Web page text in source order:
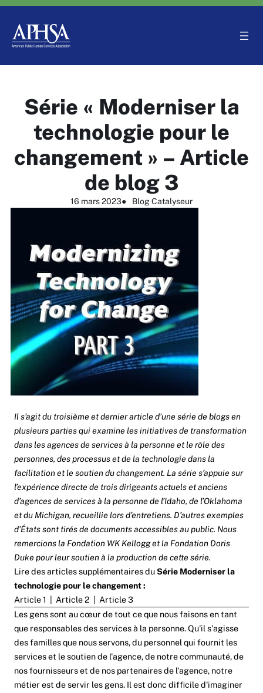
Aller
contenu
Série « Moderniser la
technologie pour le
changement » – Article
de blog 3
16 mars 2023● Blog Catalyseur
Il s’agit du troisième et dernier article d’une série de blogs en
plusieurs parties qui examine les initiatives de transformation
dans les agences de services à la personne et le rôle des
personnes, des processus et de la technologie dans la
facilitation et le soutien du changement. La série s’appuie sur
l’expérience directe de trois dirigeants actuels et anciens
d’agences de services à la personne de l’Idaho, de l’Oklahoma
et du Michigan, recueillie lors d’entretiens. D’autres exemples
d’États sont tirés de documents accessibles au public. Nous
remercions la Fondation WK Kellogg et la Fondation Doris
Duke pour leur soutien à la production de cette série.
Lire des articles supplémentaires duSérie Moderniser la
technologie pour le changement :
Article 1 | Article 2 | Article 3
Les gens sont au cœur de tout ce que nous faisons en tant
que responsables des services à la personne. Qu'il s'agisse
des familles que nous servons, du personnel qui fournit les
services et le soutien de l'agence, de notre communauté, de
nos fournisseurs et de nos partenaires de l'agence, notre
métier est de servir les gens. Il est donc difficile d'imaginer